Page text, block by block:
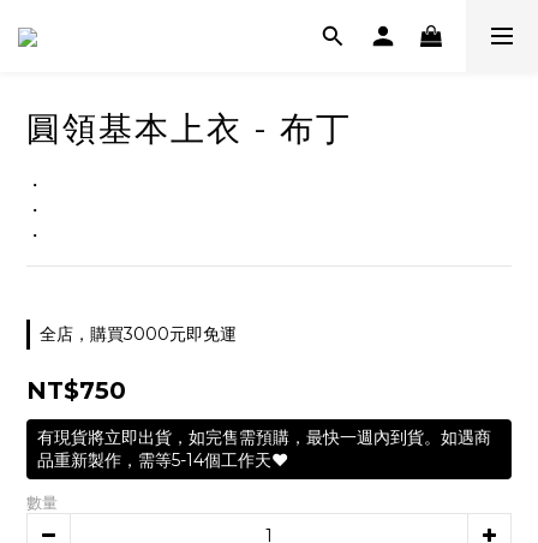
圓領基本上衣 - 布丁
・
・
・
全店，購買3000元即免運
NT$750
有現貨將立即出貨，如完售需預購，最快一週內到貨。如遇商
品重新製作，需等5-14個工作天❤️
數量